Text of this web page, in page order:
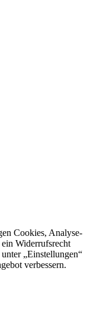
Cookies, Analyse-
Widerrufsrecht
„Einstellungen“
verbessern.